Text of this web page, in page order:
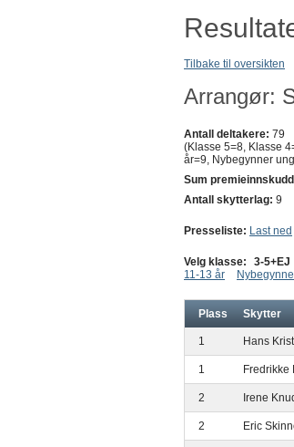
Tilbake til oversikten
Arrangør:
Antall deltakere: 79
(Klasse 5=8, Klasse
år=9, Nybegynner
Sum
Antall skytterlag: 9
Presseliste: Last ned
Velg klasse: 3-5+EJ
11-13 år
Plass Skytter
1 Hans
1 Fredrikke
2 Irene
2 Eric